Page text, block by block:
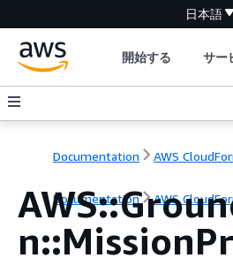
日本語
開始する サー
Documentation AWS
Documentation AWS